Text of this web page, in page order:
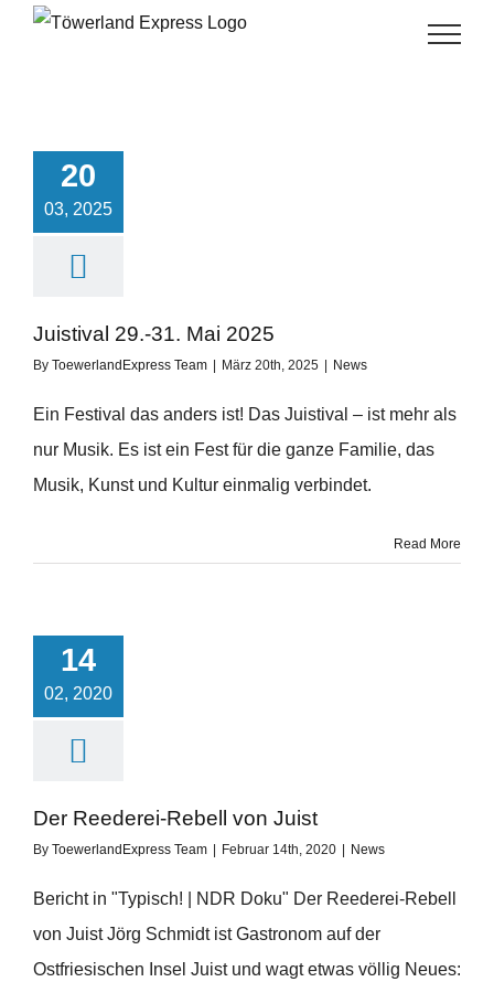
20
03, 2025
Juistival 29.-31. Mai 2025
By ToewerlandExpress Team März 20th, 2025 News
Ein Festival das anders ist! Das Juistival – ist mehr als
nur Musik. Es ist ein Fest für die ganze Familie, das
Musik, Kunst und Kultur einmalig verbindet.
Read More
14
02, 2020
Der Reederei-Rebell von Juist
By ToewerlandExpress Team Februar 14th, 2020 News
Bericht in "Typisch! | NDR Doku" Der Reederei-Rebell
von Juist Jörg Schmidt ist Gastronom auf der
Ostfriesischen Insel Juist und wagt etwas völlig Neues: